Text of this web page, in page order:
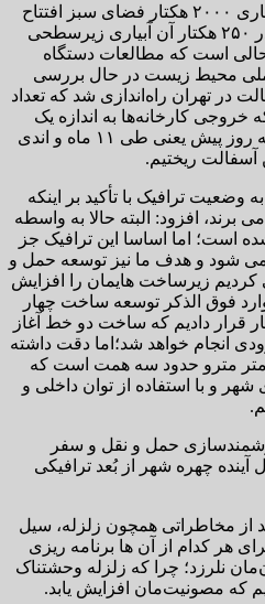
وی با بیان اینکه ۱۵ اسفندماه جاری ۲۰۰۰ هکتار فضای سبز افتتاح
شد که ۱۰۰۰ هکتار آن مثمر و در ۲۵۰ هکتار آن آبیاری زیرسطحی
است که مطالعات دستگاه
ملی محیط زیست در حال بررسی
در تهران راه‌اندازی شد که تعداد
خروجی کارخانه‌ها به اندازه یک
اتوبوس دیزل بود و امسال تا سه روز پیش یعنی طی ۱۱ ماه و اندی
وضعیت ترافیک با تأکید بر اینکه
برند، افزود: البته حالا به واسطه
است؛ اما اساسا این ترافیک جز
شود و هدف ما نیز توسعه حمل و
زیرساخت هایمان را افزایش
فوق الذکر توسعه ساخت چهار
قرار دادیم که ساخت دو خط آغاز
انجام خواهد شد؛اما دقت داشته
مترو حدود سه همت است که
و با استفاده از توان داخلی و
حمل و نقل و سفر
چهره شهر از بُعد ترافیکی
از مخاطراتی همچون زلزله، سیل
هر کدام از آن ها برنامه ریزی
نلرزد؛ چرا که زلزله وحشتناک
که مصونیت‌مان افزایش یابد.